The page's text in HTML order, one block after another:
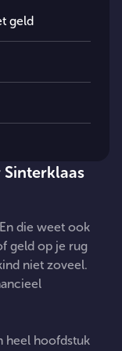
geld
Sinterklaas
die weet ook
geld op je rug
niet zoveel.
heel hoofdstuk